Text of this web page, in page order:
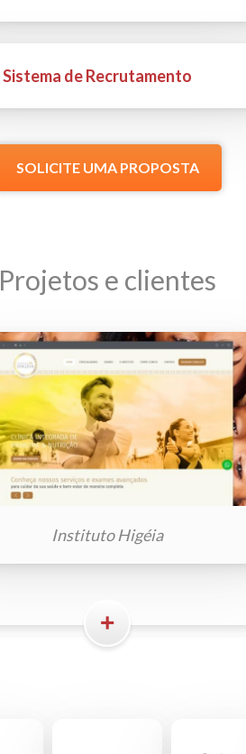
Sistema de Recrutamento
SOLICITE UMA PROPOSTA
Projetos e clientes
Instituto Higéia
+